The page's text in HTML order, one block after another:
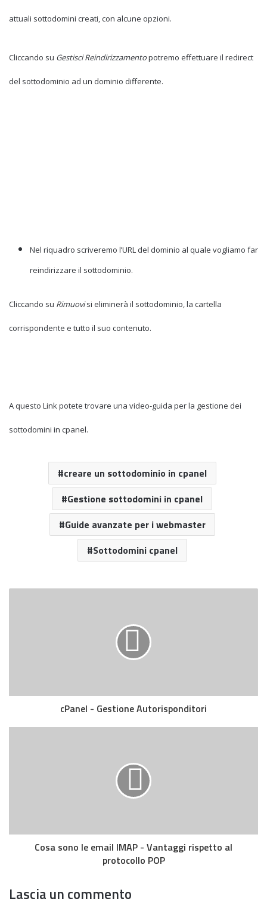
attuali sottodomini creati, con alcune opzioni.
Cliccando su Gestisci Reindirizzamentopotremo effettuare il redirect
del sottodominio ad un dominio differente.
Nel riquadro scriveremo l’URL del dominio al quale vogliamo far
reindirizzare il sottodominio.
Cliccando su Rimuovisi eliminerà il sottodominio, la cartella
corrispondente e tutto il suo contenuto.
A questo Link potete trovare una video-guida per la gestione dei
sottodomini in cpanel.
creare un sottodominio in cpanel
Gestione sottodomini in cpanel
Guide avanzate per i webmaster
Sottodomini cpanel
cPanel - Gestione Autorisponditori
Cosa sono le email IMAP - Vantaggi rispetto al
protocollo POP
Lascia un commento